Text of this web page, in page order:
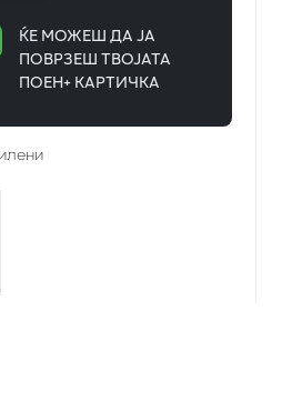
ЌЕ МОЖЕШ ДА ЈА
ПОВРЗЕШ ТВОЈАТА
ПОЕН+ КАРТИЧКА